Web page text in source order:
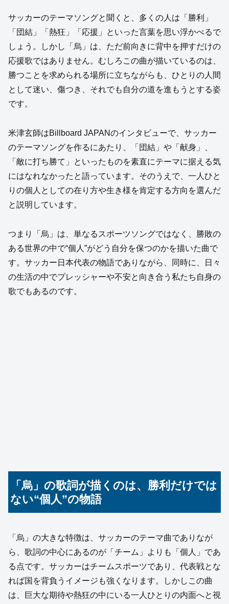
サッカーのテーマソングと聞くと、多くの人は「勝利」
「団結」「熱狂」「応援」といった言葉を思い浮かべるで
しょう。しかし「烏」は、ただ前向きに背中を押すだけの
応援歌ではありません。むしろこの曲が描いているのは、
勝つことを求められる場所に立ちながらも、ひとりの人間
として迷い、傷つき、それでも自分の道を進もうとする姿
です。
米津玄師はBillboard JAPANのインタビューで、サッカー
のテーマソングを作るにあたり、「団結」や「献身」、
「敵に打ち勝て」といったものを素直にテーマに据える気
にはなれなかったと語っています。そのうえで、一人ひと
りの個人としての在り方や生き様を肯定する方向を選んだ
と説明しています。
つまり「烏」は、単なるスポーツソングではなく、勝敗の
ある世界の中で“個人”がどう自分を保つのかを描いた曲で
す。サッカー日本代表の物語でありながら、同時に、日々
の生活の中でプレッシャーや不安と向き合う私たち自身の
歌でもあるのです。
「烏」の歌詞が描くのは、勝利だけでは
ない“個人”の物語
「烏」の大きな特徴は、サッカーのテーマ曲でありなが
ら、歌詞の中心にあるのが「チーム」よりも「個人」であ
る点です。サッカーはチームスポーツであり、代表戦とな
れば国を背負うイメージも強くなります。しかしこの曲
は、巨大な期待や熱狂の中にいる一人ひとりの内面へと視